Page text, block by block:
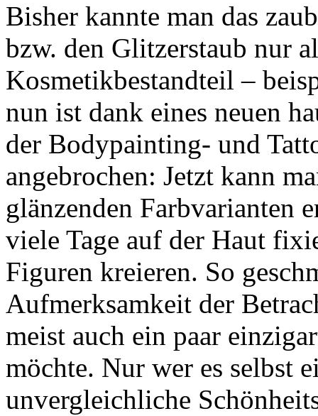
Bisher kannte man das
bzw. den Glitzerstaub nur
Kosmetikbestandteil –
nun ist dank eines neuen
der Bodypainting- und
angebrochen: Jetzt kann
glänzenden
viele Tage auf der Haut
Figuren kreieren. So
Aufmerksamkeit der
meist auch ein paar
möchte. Nur wer es selbst
unvergleichliche